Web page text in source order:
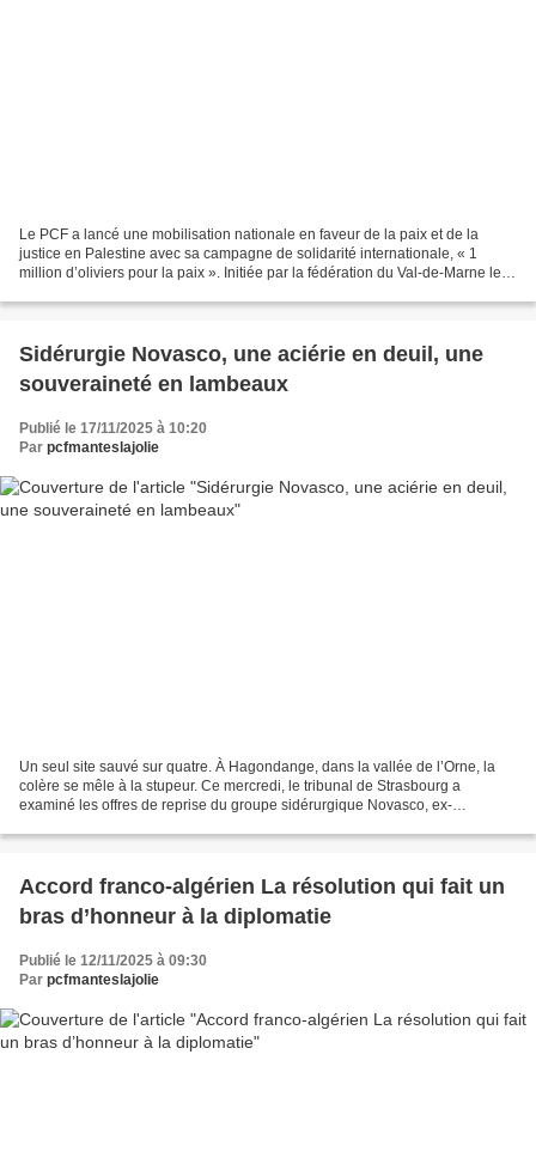
Le PCF a lancé une mobilisation nationale en faveur de la paix et de la
justice en Palestine avec sa campagne de solidarité internationale, « 1
million d’oliviers pour la paix ». Initiée par la fédération du Val-de-Marne le
Sidérurgie Novasco, une aciérie en deuil, une
souveraineté en lambeaux
Publié le 17/11/2025 à 10:20
Par pcfmanteslajolie
Un seul site sauvé sur quatre. À Hagondange, dans la vallée de l’Orne, la
colère se mêle à la stupeur. Ce mercredi, le tribunal de Strasbourg a
examiné les offres de reprise du groupe sidérurgique Novasco, ex-
Accord franco-algérien La résolution qui fait un
bras d’honneur à la diplomatie
Publié le 12/11/2025 à 09:30
Par pcfmanteslajolie